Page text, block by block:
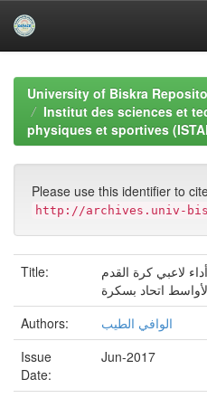
navigationUniversity of Biskra
Institut des sciences et
physiques et sportives
Please use this identifier to
http://archives.univ-
Title:
لاعبي كرة القدم
اتحاد بسكرة
Authors:
الوافي الطيب
Issue
Date:
Jun-2017